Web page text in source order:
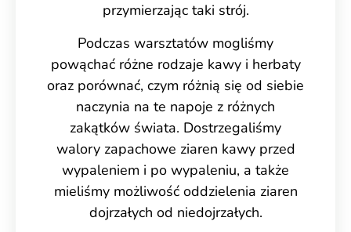
przymierzając taki strój.
Podczas warsztatów mogliśmy
powąchać różne rodzaje kawy i herbaty
oraz porównać, czym różnią się od siebie
naczynia na te napoje z różnych
zakątków świata. Dostrzegaliśmy
walory zapachowe ziaren kawy przed
wypaleniem i po wypaleniu, a także
mieliśmy możliwość oddzielenia ziaren
dojrzałych od niedojrzałych.